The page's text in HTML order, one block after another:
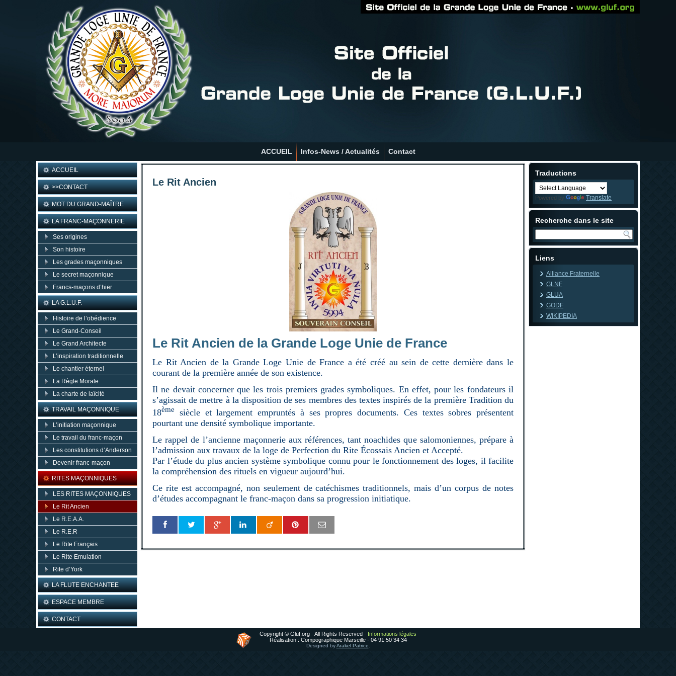
ACCUEIL Infos-News / Actualités Contact
ACCUEIL
>>CONTACT
MOT DU GRAND-MAÎTRE
LA FRANC-MAÇONNERIE
Ses origines
Son histoire
Les grades maçonniques
Le secret maçonnique
Francs-maçons d’hier
LA G.L.U.F.
Histoire de l’obédience
Le Grand-Conseil
Le Grand Architecte
L’inspiration traditionnelle
Le chantier éternel
La Règle Morale
La charte de laïcité
TRAVAIL MAÇONNIQUE
L’initiation maçonnique
Le travail du franc-maçon
Les constitutions d’Anderson
Devenir franc-maçon
RITES MAÇONNIQUES
LES RITES MAÇONNIQUES
Le Rit Ancien
Le R.E.A.A.
Le R.E.R
Le Rite Français
Le Rite Emulation
Rite d’York
LA FLUTE ENCHANTEE
ESPACE MEMBRE
CONTACT
Le Rit Ancien
Le Rit Ancien de la Grande Loge Unie de France
Le Rit Ancien de la Grande Loge Unie de France a été créé au sein de cette dernière dans le
courant de la première année de son existence.
Il ne devait concerner que les trois premiers grades symboliques. En effet, pour les fondateurs il
s’agissait de mettre à la disposition de ses membres des textes inspirés de la première Tradition du
18ème
siècle et largement empruntés à ses propres documents. Ces textes sobres présentent
pourtant une densité symbolique importante.
Le rappel de l’ancienne maçonnerie aux références, tant noachides que salomoniennes, prépare à
l’admission aux travaux de la loge de Perfection du Rite Écossais Ancien et Accepté.
Par l’étude du plus ancien système symbolique connu pour le fonctionnement des loges, il facilite
la compréhension des rituels en vigueur aujourd’hui.
Ce rite est accompagné, non seulement de catéchismes traditionnels, mais d’un corpus de notes
d’études accompagnant le franc-maçon dans sa progression initiatique.
Traductions
Powered by Translate
Recherche dans le site
Liens
Alliance Fraternelle
GLNF
GLUA
GODF
WIKIPEDIA
Copyright © Gluf.org - All Rights Reserved - Informations légales
Réalisation : Compographique Marseille - 04 91 50 34 34
Designed byArakel Patrice